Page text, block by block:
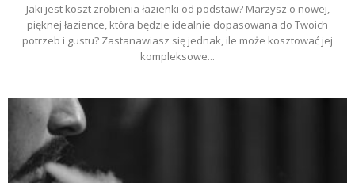
Jaki jest koszt zrobienia łazienki od podstaw? Marzysz o nowej,
pięknej łazience, która będzie idealnie dopasowana do Twoich
potrzeb i gustu? Zastanawiasz się jednak, ile może kosztować jej
kompleksowe...